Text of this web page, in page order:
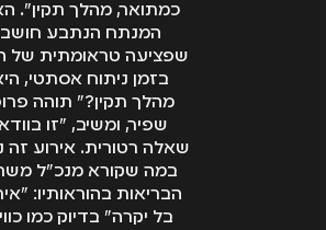
כמתואר, מהלך תקין".
המנתח הנתבע חושב
שפציעה טראומתית של
בזמן ניתוח אסתטי,
מהלך תקין?" תוהה
שפיר, ומשיב, "זו
שאלה רטורית. אירוע זה
במה שקורא מנכ"ל
הבריאות בהוראותיו:
בל יקרה" בדיוק כמו